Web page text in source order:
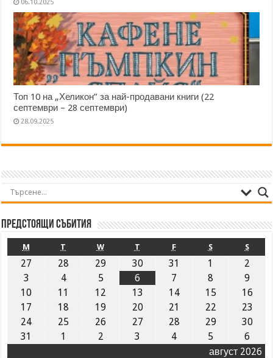
06.10.2025
Топ 10 на „Хеликон” за най-продавани книги (22
септември – 28 септември)
28.09.2025
Предстоящи събития
август 2026
M T W T F S S
27 28 29 30 31 1
2
3
4 5 6 7 8
9
10
11 12 13 14 15
16
17
18 19 20 21 22
23
24
25 26 27 28 29
30
31
1 2 3 4 5 6